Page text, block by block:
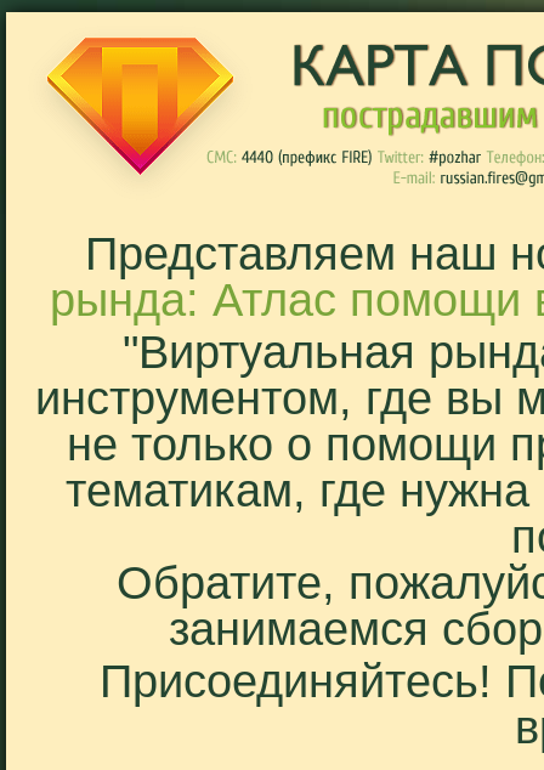
Представляем наш
рында: Атлас помощи
"Виртуальная
инструментом, где вы
не только о помощи
тематикам, где
Обратите,
занимаемся
Присоединяйтесь!